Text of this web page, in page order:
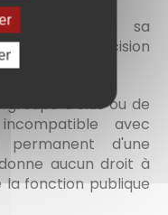
maximale, sa
que par décision
d'élus ou de
avec
d'une
aucun droit à
la fonction publique